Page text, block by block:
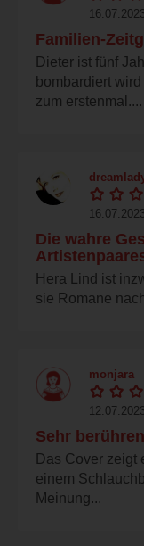
Familien-
Dieter ist fünf
bombardiert
zum erstenmal....
Die wahre
Hera Lind ist
sie Romane
monjara
Sehr
Das Cover zeigt
einem
Meinung...